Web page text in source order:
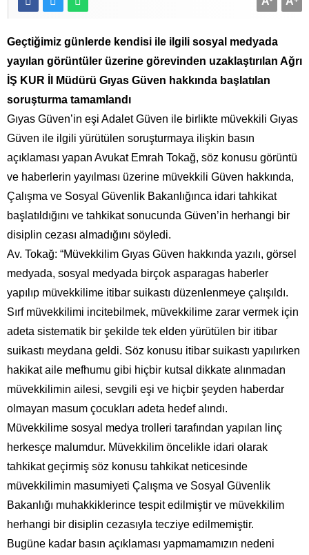
Geçtiğimiz günlerde kendisi ile ilgili sosyal medyada
yayılan görüntüler üzerine görevinden uzaklaştırılan Ağrı
İŞ KUR İl Müdürü Gıyas Güven hakkında başlatılan
soruşturma tamamlandı
Gıyas Güven’in eşi Adalet Güven ile birlikte müvekkili Gıyas
Güven ile ilgili yürütülen soruşturmaya ilişkin basın
açıklaması yapan Avukat Emrah Tokağ, söz konusu görüntü
ve haberlerin yayılması üzerine müvekkili Güven hakkında,
Çalışma ve Sosyal Güvenlik Bakanlığınca idari tahkikat
başlatıldığını ve tahkikat sonucunda Güven’in herhangi bir
disiplin cezası almadığını söyledi.
Av. Tokağ: “Müvekkilim Gıyas Güven hakkında yazılı, görsel
medyada, sosyal medyada birçok asparagas haberler
yapılıp müvekkilime itibar suikastı düzenlenmeye çalışıldı.
Sırf müvekkilimi incitebilmek, müvekkilime zarar vermek için
adeta sistematik bir şekilde tek elden yürütülen bir itibar
suikastı meydana geldi. Söz konusu itibar suikastı yapılırken
hakikat aile mefhumu gibi hiçbir kutsal dikkate alınmadan
müvekkilimin ailesi, sevgili eşi ve hiçbir şeyden haberdar
olmayan masum çocukları adeta hedef alındı.
Müvekkilime sosyal medya trolleri tarafından yapılan linç
herkesçe malumdur. Müvekkilim öncelikle idari olarak
tahkikat geçirmiş söz konusu tahkikat neticesinde
müvekkilimin masumiyeti Çalışma ve Sosyal Güvenlik
Bakanlığı muhakkiklerince tespit edilmiştir ve müvekkilim
herhangi bir disiplin cezasıyla tecziye edilmemiştir.
Bugüne kadar basın açıklaması yapmamamızın nedeni